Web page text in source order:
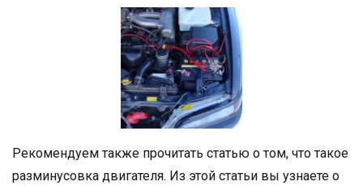
Рекомендуем также прочитать статью о том, что такое
разминусовка двигателя. Из этой статьи вы узнаете о